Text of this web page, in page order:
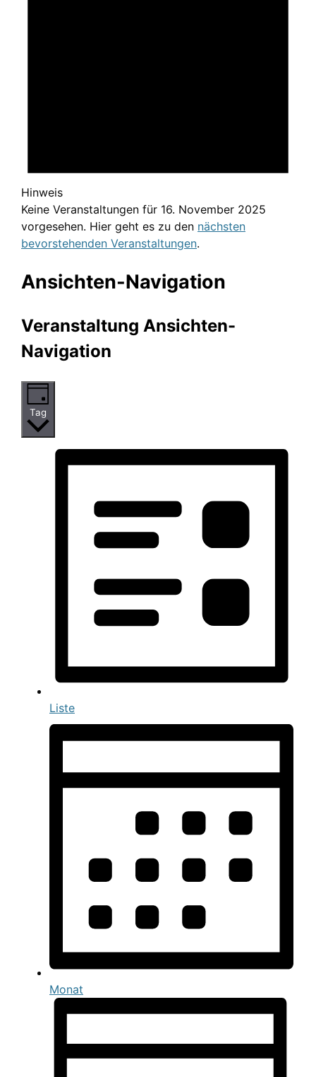
Hinweis
Keine Veranstaltungen für 16. November 2025
vorgesehen. Hier geht es zu den nächsten
bevorstehenden Veranstaltungen.
Ansichten-Navigation
Veranstaltung Ansichten-
Navigation
Tag
Liste
Monat